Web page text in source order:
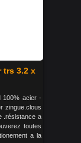
trs 3.2 x
100% acier -
zingue.clous
.résistance a
toutes
a la